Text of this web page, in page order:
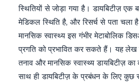
स्थितियों से जोड़ा गया है। डायबिटीज़ एक
मेडिकल स्थिति है, और रिसर्च से पता
मानसिक स्वास्थ्य इस गंभीर मेटाबोलिक
प्रगति को प्रभावित कर सकते हैं। यह लेख
तनाव और मानसिक स्वास्थ्य डायबिटीज़
साथ ही डायबिटीज़ के प्रबंधन के लिए कुछ